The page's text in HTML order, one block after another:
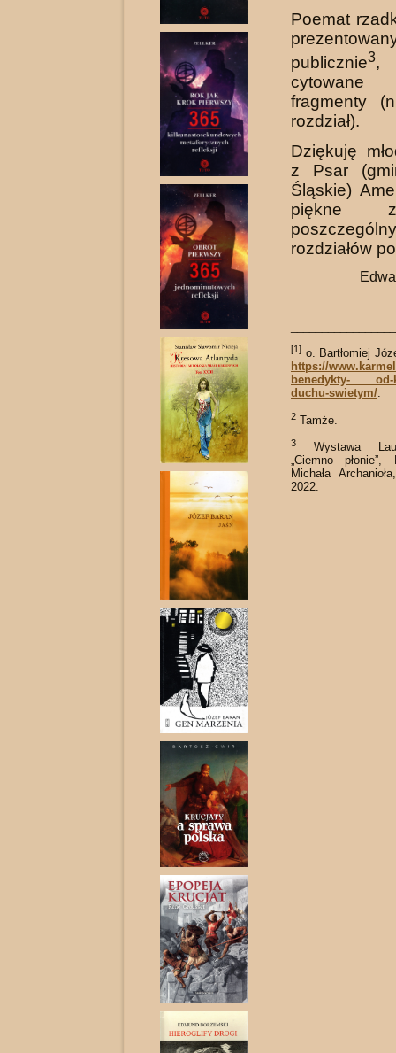
Poemat
publicznie3,
fragmenty
rozdział).
Dziękuję
z Psar
Śląskie)
piękne
rozdziałów
[1] o. Bartłomiej
https://
benedykty- od-
duchu-swietym/.
2 Tamże.
3
Wystawa
„Ciemno
Michała
2022.